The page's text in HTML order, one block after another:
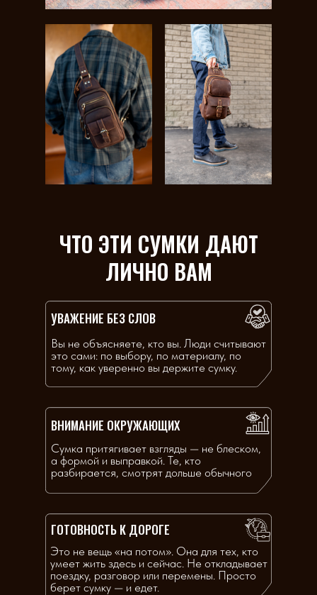
УВАЖЕНИЕ БЕЗ СЛОВ
Вы не объясняете, кто вы. Люди считывают
это сами: по выбору, по материалу, по
тому, как уверенно вы держите сумку.
Сумка притягивает взгляды — не блеском,
а формой и выправкой. Те, кто
разбирается, смотрят дольше обычного
ВНИМАНИЕ ОКРУЖАЮЩИХ
ЧТО ЭТИ СУМКИ ДАЮТ
ЛИЧНО ВАМ
Это не вещь «на потом». Она для тех, кто
умеет жить здесь и сейчас. Не откладывает
поездку, разговор или перемены. Просто
берет сумку — и едет.
ГОТОВНОСТЬ К ДОРОГЕ